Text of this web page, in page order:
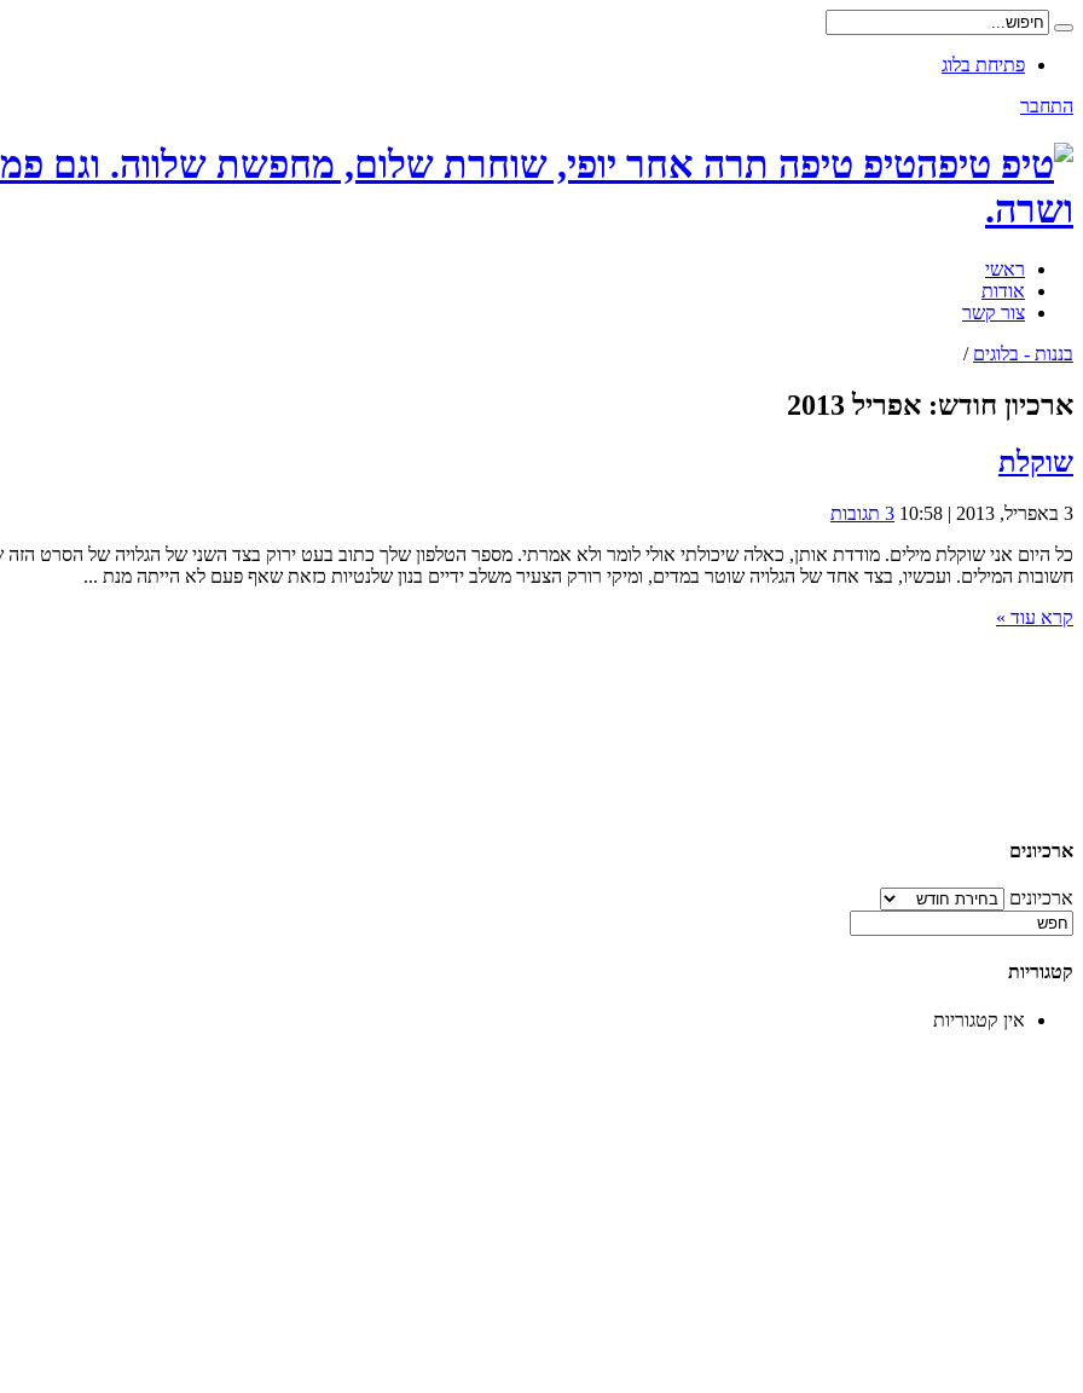
פתיחת בלוג
התחבר
טיפ טיפה תרה אחר יופי, שוחרת שלום, מחפשת שלווה. וגם
ושרה.
ראשי
אודות
צור קשר
בננות - בלוגים /
ארכיון חודש: אפריל 2013
שוקלת
3 באפריל, 2013 | 10:58
3 תגובות
כל היום אני שוקלת מילים. מודדת אותן, כאלה שיכולתי אולי לומר ולא אמרתי. מספר הטלפון שלך כתוב בעט ירוק בצד השני של הגלויה של הסרט
חשובות המילים. ועכשיו, בצד אחד של הגלויה שוטר במדים, ומיקי רורק הצעיר משלב ידיים בנון שלנטיות כזאת שאף פעם לא הייתה מנת ...
קרא עוד »
ארכיונים
ארכיונים
קטגוריות
אין קטגוריות